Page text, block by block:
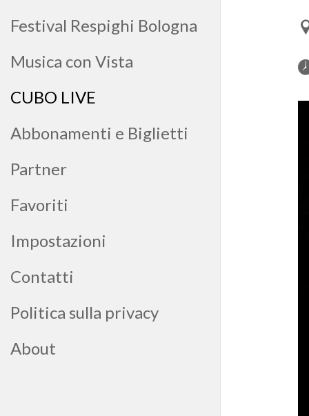
Festival Respighi Bologna
Musica con Vista
CUBO LIVE
Abbonamenti e Biglietti
Partner
Favoriti
Impostazioni
Contatti
Politica sulla privacy
About